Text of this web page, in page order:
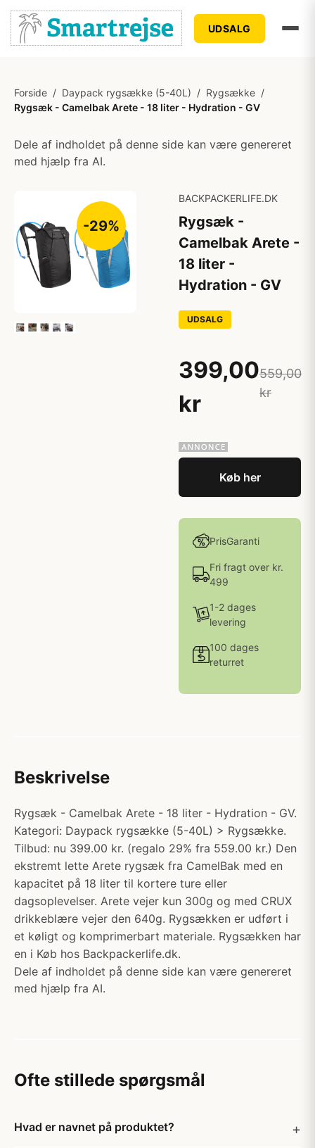
UDSALG
Forside / Daypack rygsække (5-40L) / Rygsække /
Rygsæk - Camelbak Arete - 18 liter - Hydration - GV
Dele af indholdet på denne side kan være genereret
med hjælp fra AI.
-29%
BACKPACKERLIFE.DK
Rygsæk -
Camelbak Arete -
18 liter -
Hydration - GV
UDSALG
399,00
kr
559,00
kr
Køb her
PrisGaranti
Fri fragt over kr.
499
1-2 dages
levering
100 dages
returret
Beskrivelse
Rygsæk - Camelbak Arete - 18 liter - Hydration - GV.
Kategori: Daypack rygsække (5-40L) > Rygsække.
Tilbud: nu 399.00 kr. (regalo 29% fra 559.00 kr.) Den
ekstremt lette Arete rygsæk fra CamelBak med en
kapacitet på 18 liter til kortere ture eller
dagsoplevelser. Arete vejer kun 300g og med CRUX
drikkeblære vejer den 640g. Rygsækken er udført i
et køligt og komprimerbart materiale. Rygsækken har
en i Køb hos Backpackerlife.dk.
Dele af indholdet på denne side kan være genereret
med hjælp fra AI.
Ofte stillede spørgsmål
Hvad er navnet på produktet?